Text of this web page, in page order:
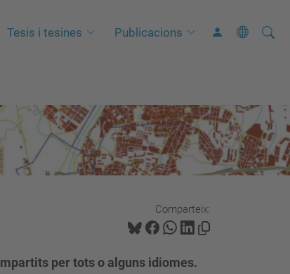
Tesis i tesines Publicacions Cerca
C
a
v
a
Comparteix:
per tots o alguns idiomes.